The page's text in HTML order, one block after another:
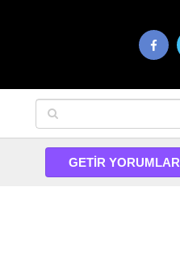
GETIR